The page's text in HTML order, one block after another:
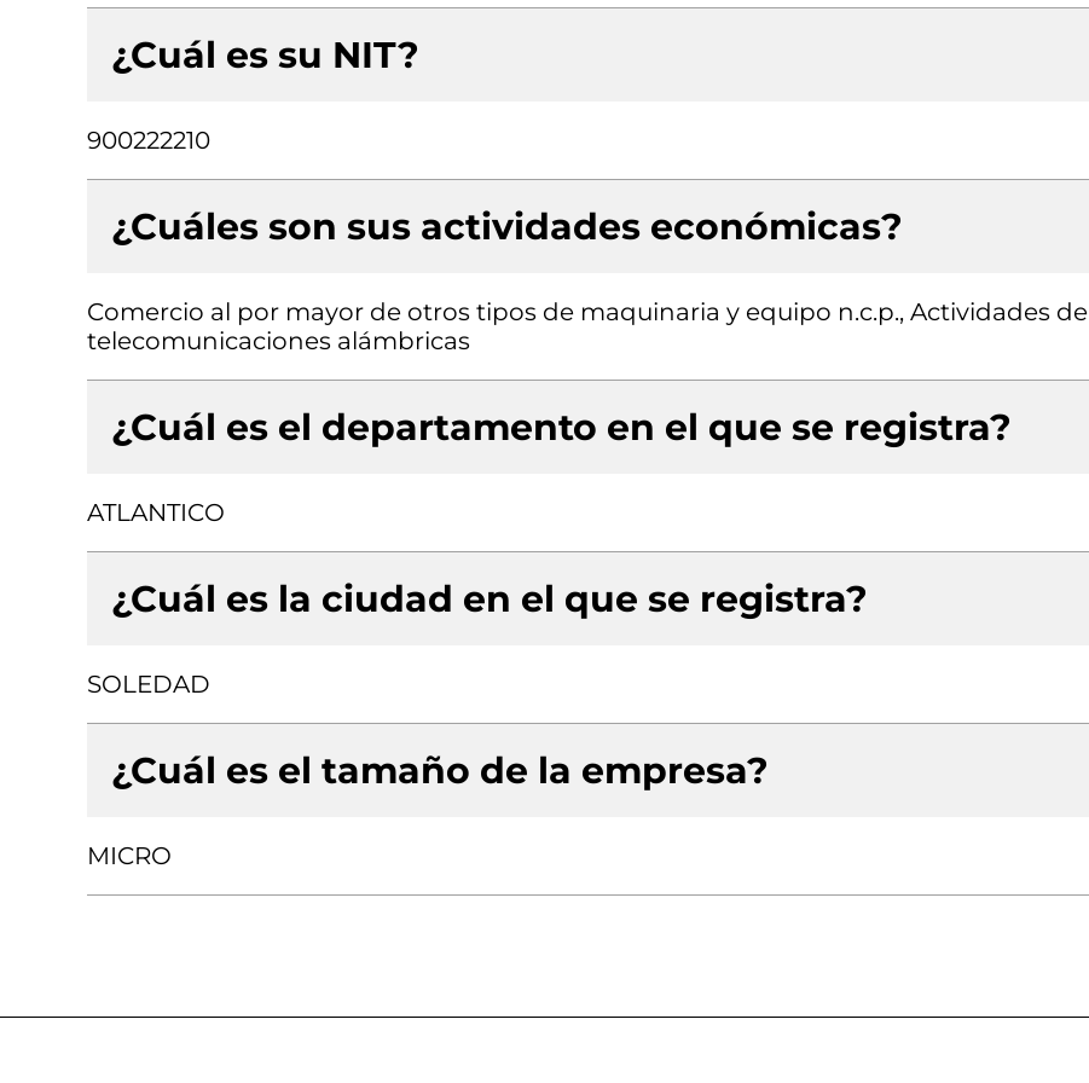
¿Cuál es su NIT?
900222210
¿Cuáles son sus actividades económicas?
Comercio al por mayor de otros tipos de maquinaria y equipo n.c.p., Actividades de
telecomunicaciones alámbricas
¿Cuál es el departamento en el que se registra?
ATLANTICO
¿Cuál es la ciudad en el que se registra?
SOLEDAD
¿Cuál es el tamaño de la empresa?
MICRO